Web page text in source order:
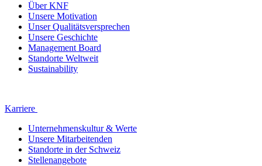
Über KNF
Unsere Motivation
Unser Qualitätsversprechen
Unsere Geschichte
Management Board
Standorte Weltweit
Sustainability
Karriere
Unternehmenskultur & Werte
Unsere Mitarbeitenden
Standorte in der Schweiz
Stellenangebote